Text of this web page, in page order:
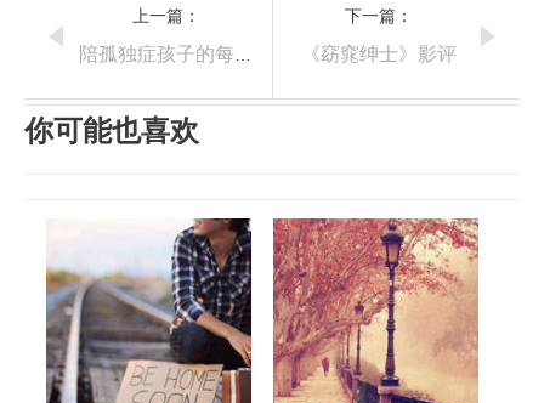
上一篇：
下一篇：
《窈窕绅士》影评
你可能也喜欢